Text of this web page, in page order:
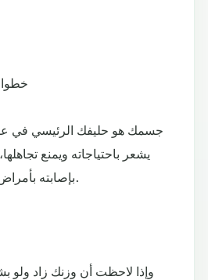
4
جسمك هو حليفك الرئيسي في
يشعر باحتياجاته ويمنع
بإصابته بأمراض أو بتراكم الوزن الزائد.
وإذا لاحظت أن وزنك زاد ولو